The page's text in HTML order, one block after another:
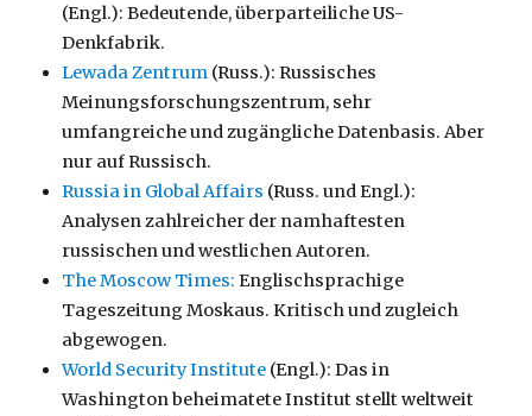
(Engl.): Bedeutende, überparteiliche US-
Denkfabrik.
Lewada Zentrum (Russ.): Russisches
Meinungsforschungszentrum, sehr
umfangreiche und zugängliche Datenbasis. Aber
nur auf Russisch.
Russia in Global Affairs (Russ. und Engl.):
Analysen zahlreicher der namhaftesten
russischen und westlichen Autoren.
The Moscow Times: Englischsprachige
Tageszeitung Moskaus. Kritisch und zugleich
abgewogen.
World Security Institute (Engl.): Das in
Washington beheimatete Institut stellt weltweit